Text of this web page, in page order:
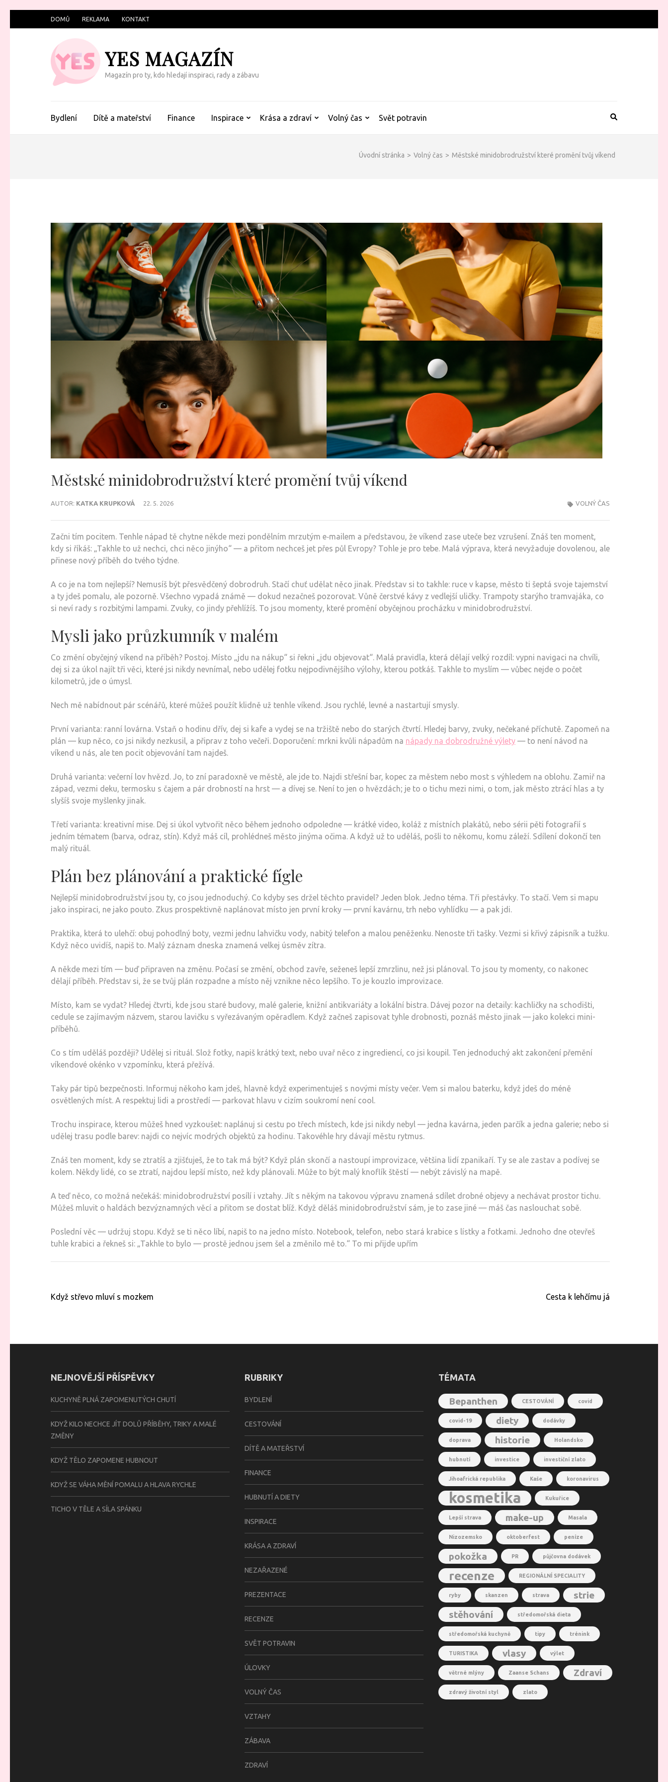
na
DOMŮ REKLAMA KONTAKT
YES MAGAZÍN
Magazín pro ty, kdo hledají inspiraci, rady a zábavu
Bydlení Dítě a mateřství Finance Inspirace Krása a zdraví Volný čas Svět potravin
Úvodní stránka > Volný čas > Městské minidobrodružství které promění tvůj víkend
Městské minidobrodružství které promění tvůj víkend
AUTOR: KATKA KRUPKOVÁ 22. 5. 2026 VOLNÝ ČAS
Začni tím pocitem. Tenhle nápad tě chytne někde mezi pondělním mrzutým e‑mailem a představou, že víkend zase uteče bez vzrušení. Znáš ten moment,
kdy si říkáš: „Takhle to už nechci, chci něco jinýho“ — a přitom nechceš jet přes půl Evropy? Tohle je pro tebe. Malá výprava, která nevyžaduje dovolenou, ale
přinese nový příběh do tvého týdne.
A co je na tom nejlepší? Nemusíš být přesvědčený dobrodruh. Stačí chuť udělat něco jinak. Představ si to takhle: ruce v kapse, město ti šeptá svoje tajemství
a ty jdeš pomalu, ale pozorně. Všechno vypadá známě — dokud nezačneš pozorovat. Vůně čerstvé kávy z vedlejší uličky. Trampoty starýho tramvajáka, co
si neví rady s rozbitými lampami. Zvuky, co jindy přehlížíš. To jsou momenty, které promění obyčejnou procházku v minidobrodružství.
Mysli jako průzkumník v malém
Co změní obyčejný víkend na příběh? Postoj. Místo „jdu na nákup“ si řekni „jdu objevovat“. Malá pravidla, která dělají velký rozdíl: vypni navigaci na chvíli,
dej si za úkol najít tři věci, které jsi nikdy nevnímal, nebo udělej fotku nejpodivnějšího výlohy, kterou potkáš. Takhle to myslím — vůbec nejde o počet
kilometrů, jde o úmysl.
Nech mě nabídnout pár scénářů, které můžeš použít klidně už tenhle víkend. Jsou rychlé, levné a nastartují smysly.
První varianta: ranní lovárna. Vstaň o hodinu dřív, dej si kafe a vydej se na tržiště nebo do starých čtvrtí. Hledej barvy, zvuky, nečekané příchutě. Zapomeň na
plán — kup něco, co jsi nikdy nezkusil, a připrav z toho večeři. Doporučení: mrkni kvůli nápadům na nápady na dobrodružné výlety — to není návod na
víkend u nás, ale ten pocit objevování tam najdeš.
Druhá varianta: večerní lov hvězd. Jo, to zní paradoxně ve městě, ale jde to. Najdi střešní bar, kopec za městem nebo most s výhledem na oblohu. Zamiř na
západ, vezmi deku, termosku s čajem a pár drobností na hrst — a dívej se. Není to jen o hvězdách; je to o tichu mezi nimi, o tom, jak město ztrácí hlas a ty
slyšíš svoje myšlenky jinak.
Třetí varianta: kreativní mise. Dej si úkol vytvořit něco během jednoho odpoledne — krátké video, koláž z místních plakátů, nebo sérii pěti fotografií s
jedním tématem (barva, odraz, stín). Když máš cíl, prohlédneš město jinýma očima. A když už to uděláš, pošli to někomu, komu záleží. Sdílení dokončí ten
malý rituál.
Plán bez plánování a praktické fígle
Nejlepší minidobrodružství jsou ty, co jsou jednoduchý. Co kdyby ses držel těchto pravidel? Jeden blok. Jedno téma. Tři přestávky. To stačí. Vem si mapu
jako inspiraci, ne jako pouto. Zkus prospektivně naplánovat místo jen první kroky — první kavárnu, trh nebo vyhlídku — a pak jdi.
Praktika, která to ulehčí: obuj pohodlný boty, vezmi jednu lahvičku vody, nabitý telefon a malou peněženku. Nenoste tři tašky. Vezmi si křivý zápisník a tužku.
Když něco uvidíš, napiš to. Malý záznam dneska znamená velkej úsměv zítra.
A někde mezi tím — buď připraven na změnu. Počasí se změní, obchod zavře, seženeš lepší zmrzlinu, než jsi plánoval. To jsou ty momenty, co nakonec
dělají příběh. Představ si, že se tvůj plán rozpadne a místo něj vznikne něco lepšího. To je kouzlo improvizace.
Místo, kam se vydat? Hledej čtvrti, kde jsou staré budovy, malé galerie, knižní antikvariáty a lokální bistra. Dávej pozor na detaily: kachličky na schodišti,
cedule se zajímavým názvem, starou lavičku s vyřezávaným opěradlem. Když začneš zapisovat tyhle drobnosti, poznáš město jinak — jako kolekci mini-
příběhů.
Co s tím uděláš později? Udělej si rituál. Slož fotky, napiš krátký text, nebo uvař něco z ingrediencí, co jsi koupil. Ten jednoduchý akt zakončení přemění
víkendové okénko v vzpomínku, která přežívá.
Taky pár tipů bezpečnosti. Informuj někoho kam jdeš, hlavně když experimentuješ s novými místy večer. Vem si malou baterku, když jdeš do méně
osvětlených míst. A respektuj lidi a prostředí — parkovat hlavu v cizím soukromí není cool.
Trochu inspirace, kterou můžeš hned vyzkoušet: naplánuj si cestu po třech místech, kde jsi nikdy nebyl — jedna kavárna, jeden parčík a jedna galerie; nebo si
udělej trasu podle barev: najdi co nejvíc modrých objektů za hodinu. Takovéhle hry dávají městu rytmus.
Znáš ten moment, kdy se ztratíš a zjišťuješ, že to tak má být? Když plán skončí a nastoupí improvizace, většina lidí zpanikaří. Ty se ale zastav a podívej se
kolem. Někdy lidé, co se ztratí, najdou lepší místo, než kdy plánovali. Může to být malý knoflík štěstí — nebýt závislý na mapě.
A teď něco, co možná nečekáš: minidobrodružství posílí i vztahy. Jít s někým na takovou výpravu znamená sdílet drobné objevy a nechávat prostor tichu.
Můžeš mluvit o haldách bezvýznamných věcí a přitom se dostat blíž. Když děláš minidobrodružství sám, je to zase jiné — máš čas naslouchat sobě.
Poslední věc — udržuj stopu. Když se ti něco líbí, napiš to na jedno místo. Notebook, telefon, nebo stará krabice s lístky a fotkami. Jednoho dne otevřeš
tuhle krabici a řekneš si: „Takhle to bylo — prostě jednou jsem šel a změnilo mě to.“ To mi přijde upřím
Navigace
Když střevo mluví s mozkem Cesta k lehčímu já
NEJNOVĚJŠÍ PŘÍSPĚVKY
KUCHYNĚ PLNÁ ZAPOMENUTÝCH CHUTÍ
KDYŽ KILO NECHCE JÍT DOLŮ PŘÍBĚHY, TRIKY A MALÉ
ZMĚNY
KDYŽ TĚLO ZAPOMENE HUBNOUT
KDYŽ SE VÁHA MĚNÍ POMALU A HLAVA RYCHLE
TICHO V TĚLE A SÍLA SPÁNKU
RUBRIKY
BYDLENÍ
CESTOVÁNÍ
DÍTĚ A MATEŘSTVÍ
FINANCE
HUBNUTÍ A DIETY
INSPIRACE
KRÁSA A ZDRAVÍ
NEZAŘAZENÉ
PREZENTACE
RECENZE
SVĚT POTRAVIN
ÚLOVKY
VOLNÝ ČAS
VZTAHY
ZÁBAVA
ZDRAVÍ
TÉMATA
Bepanthen CESTOVÁNÍ covid
covid-19 diety dodávky
doprava historie Holandsko
hubnutí investice investiční zlato
Jihoafrická republika Kaše koronavirus
kosmetika Kukuřice
Lepší strava make-up Masala
Nizozemsko oktoberfest peníze
pokožka PR půjčovna dodávek
recenze REGIONÁLNÍ SPECIALITY
ryby skanzen strava
strie
stěhování
středomořská dieta
středomořská kuchyně tipy trénink
TURISTIKA vlasy výlet
větrné mlýny Zaanse Schans Zdraví
zdravý životní styl zlato